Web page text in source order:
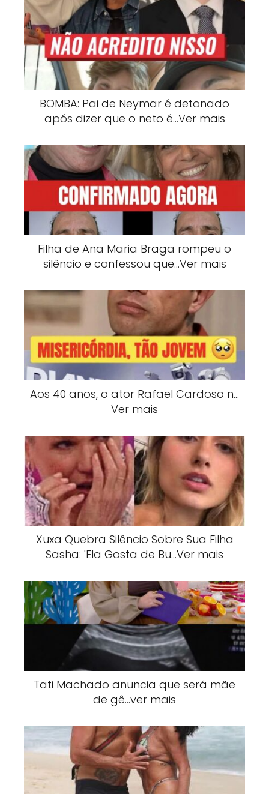
BOMBA: Pai de Neymar é detonado
após dizer que o neto é…Ver mais
Filha de Ana Maria Braga rompeu o
silêncio e confessou que…Ver mais
Aos 40 anos, o ator Rafael Cardoso n…
Ver mais
Xuxa Quebra Silêncio Sobre Sua Filha
Sasha: 'Ela Gosta de Bu…Ver mais
Tati Machado anuncia que será mãe
de gê…ver mais